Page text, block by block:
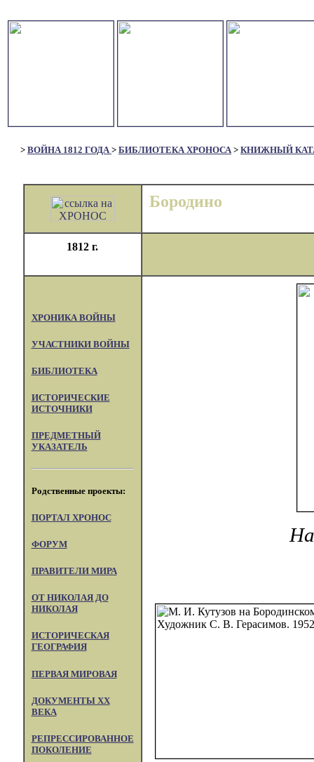
> ВОЙНА 1812 ГОДА> БИБЛИОТЕКА ХРОНОСА> КНИЖНЫЙ
Бородино
1812 г.
ХРОНИКА ВОЙНЫ
УЧАСТНИКИ ВОЙНЫ
БИБЛИОТЕКА
ИСТОРИЧЕСКИЕ
ИСТОЧНИКИ
ПРЕДМЕТНЫЙ
УКАЗАТЕЛЬ
Родственные проекты:
ПОРТАЛ XPOHOC
ФОРУМ
ПРАВИТЕЛИ МИРА
ОТ НИКОЛАЯ ДО
НИКОЛАЯ
ИСТОРИЧЕСКАЯ
ГЕОГРАФИЯ
ПЕРВАЯ МИРОВАЯ
ДОКУМЕНТЫ XX
ВЕКА
РЕПРЕССИРОВАННОЕ
ПОКОЛЕНИЕ